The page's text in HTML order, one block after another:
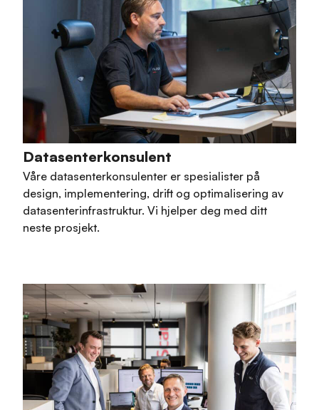
Datasenterkonsulent
Våre datasenterkonsulenter er spesialister på
design, implementering, drift og optimalisering av
datasenterinfrastruktur. Vi hjelper deg med ditt
neste prosjekt.